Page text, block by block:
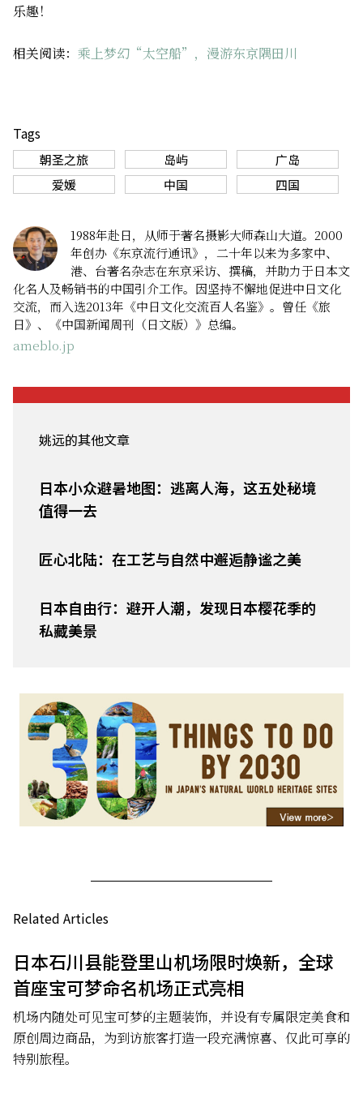
乐趣！
相关阅读： 乘上梦幻“太空船”，漫游东京隅田川
Tags
朝圣之旅 岛屿
广岛
爱媛
中国 四国
1988年赴日，从师于著名摄影大师森山大道。2000
年创办《东京流行通讯》，二十年以来为多家中、
港、台著名杂志在东京采访、撰稿，并助力于日本文
化名人及畅销书的中国引介工作。因坚持不懈地促进中日文化
交流，而入选2013年《中日文化交流百人名鉴》。曾任《旅
日》、《中国新闻周刊（日文版）》总编。
ameblo.jp
姚远的其他文章
日本小众避暑地图：逃离人海，这五处秘境
值得一去
匠心北陆：在工艺与自然中邂逅静谧之美
日本自由行：避开人潮，发现日本樱花季的
私藏美景
Related Articles
日本石川县能登里山机场限时焕新，全球
首座宝可梦命名机场正式亮相
机场内随处可见宝可梦的主题装饰，并设有专属限定美食和
原创周边商品，为到访旅客打造一段充满惊喜、仅此可享的
特别旅程。